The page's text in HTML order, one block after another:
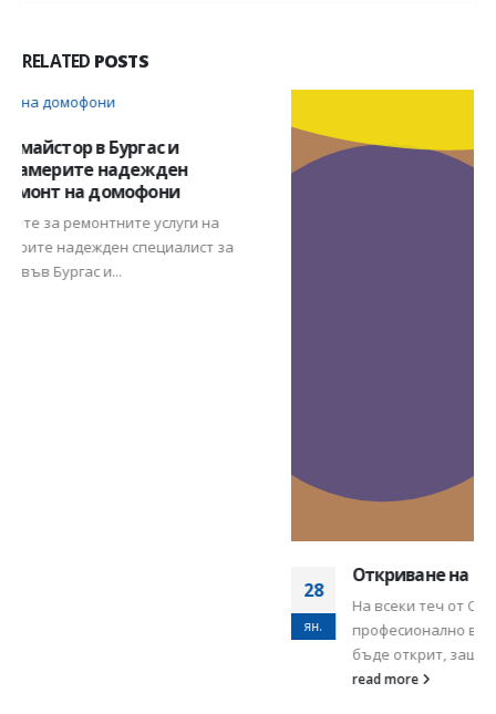
RELATED POSTS
28
ян.
Откриване на теч от ОВК инсталации
На всеки теч от ОиВ трябва да бъде обърнато
професионално внимание, но преди това трябва да
бъде открит, защото се...
read more